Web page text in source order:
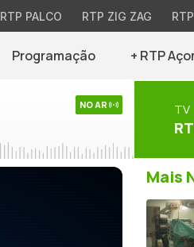
RTP PALCO RTP ZIG ZAG
Programação + RTP
NO AR TV
Mais